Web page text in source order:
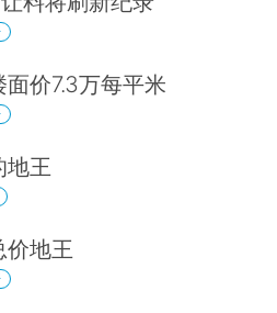
价7.3万每平米
地王
价地王